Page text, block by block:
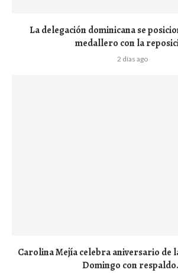
La delegación dominicana se
medallero con la
2 días ago
Carolina Mejía celebra aniversario de
Domingo con